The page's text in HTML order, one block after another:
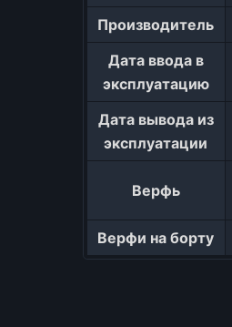
Производитель
Дата ввода в
эксплуатацию
Дата вывода из
эксплуатации
Верфь
Верфи на борту